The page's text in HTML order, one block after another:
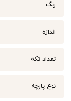
رنگ
اندازه
تعداد تکه
نوع پارچه